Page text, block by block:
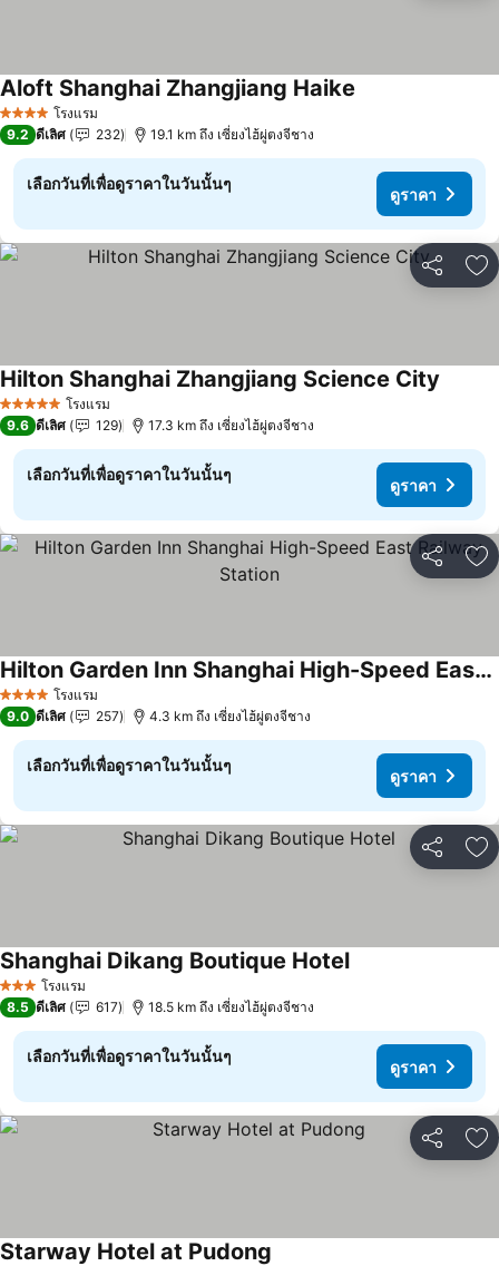
4 ดาว โรงแรม
Aloft Shanghai Zhangjiang Haike
9.2 ดีเลิศ 232 19.1 km ถึง เซี่ยงไฮ้ผู่ตงจีชาง
เลือกวันที่เพื่อดูราคาในวันนั้นๆ
ดูราคา
แชร์ เ
5 ดาว โรงแรม
Hilton Shanghai Zhangjiang Science City
9.6 ดีเลิศ 129 17.3 km ถึง เซี่ยงไฮ้ผู่ตงจีชาง
เลือกวันที่เพื่อดูราคาในวันนั้นๆ
ดูราคา
แชร์ เ
4 ดาว โรงแรม
Hilton Garden Inn Shanghai High-Speed East Railway Station
9.0 ดีเลิศ 257 4.3 km ถึง เซี่ยงไฮ้ผู่ตงจีชาง
เลือกวันที่เพื่อดูราคาในวันนั้นๆ
ดูราคา
แชร์ เ
3 ดาว โรงแรม
Shanghai Dikang Boutique Hotel
8.5 ดีเลิศ 617 18.5 km ถึง เซี่ยงไฮ้ผู่ตงจีชาง
เลือกวันที่เพื่อดูราคาในวันนั้นๆ
ดูราคา
แชร์ เ
Starway Hotel at Pudong